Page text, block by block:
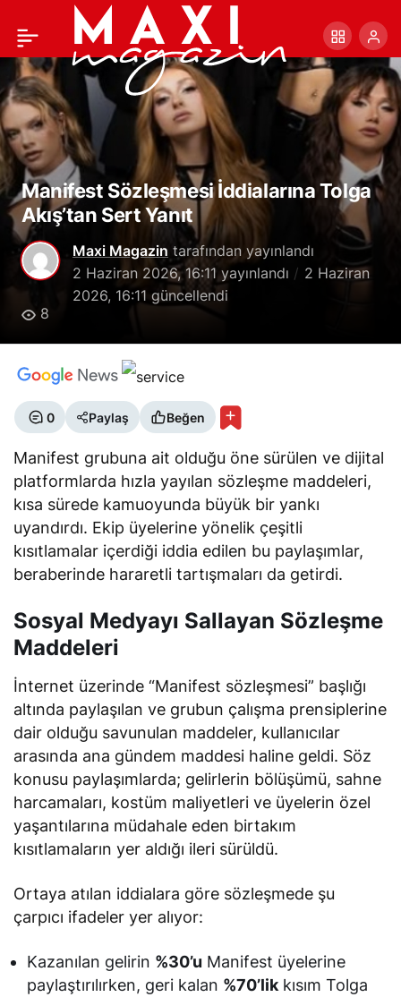
Manifest Sözleşmesi İddialarına Tolga
Akış’tan Sert Yanıt
Maxi Magazin tarafından yayınlandı
2 Haziran 2026, 16:11 yayınlandı
2 Haziran
2026, 16:11 güncellendi
8
0 Paylaş Beğen
Manifest grubuna ait olduğu öne sürülen ve dijital
platformlarda hızla yayılan sözleşme maddeleri,
kısa sürede kamuoyunda büyük bir yankı
uyandırdı. Ekip üyelerine yönelik çeşitli
kısıtlamalar içerdiği iddia edilen bu paylaşımlar,
beraberinde hararetli tartışmaları da getirdi.
Sosyal Medyayı Sallayan Sözleşme
Maddeleri
İnternet üzerinde “Manifest sözleşmesi” başlığı
altında paylaşılan ve grubun çalışma prensiplerine
dair olduğu savunulan maddeler, kullanıcılar
arasında ana gündem maddesi haline geldi. Söz
konusu paylaşımlarda; gelirlerin bölüşümü, sahne
harcamaları, kostüm maliyetleri ve üyelerin özel
yaşantılarına müdahale eden birtakım
kısıtlamaların yer aldığı ileri sürüldü.
Ortaya atılan iddialara göre sözleşmede şu
çarpıcı ifadeler yer alıyor:
Kazanılan gelirin %30’u Manifest üyelerine
paylaştırılırken, geri kalan %70’lik kısım Tolga
Wembley’deki İlk Konser
Heyecanı
Paylaş